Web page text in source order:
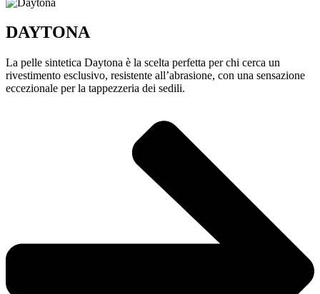
DAYTONA
La pelle sintetica Daytona è la scelta perfetta per chi cerca un
rivestimento esclusivo, resistente all’abrasione, con una sensazione
eccezionale per la tappezzeria dei sedili.